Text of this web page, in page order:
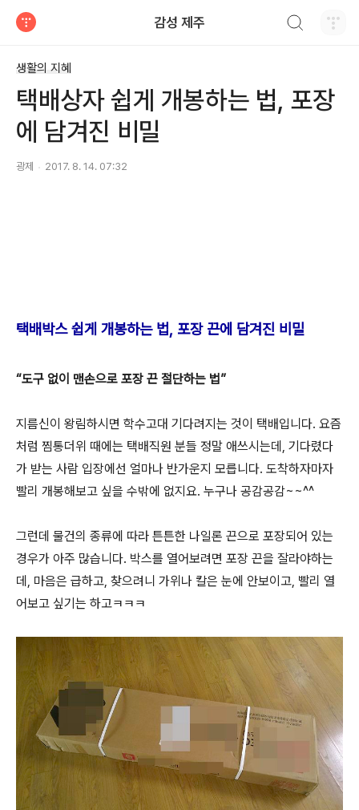
감성 제주
생활의 지혜
택배상자 쉽게 개봉하는 법, 포장
에 담겨진 비밀
광제 2017. 8. 14. 07:32
택배박스 쉽게 개봉하는 법, 포장 끈에 담겨진 비밀
“도구 없이 맨손으로 포장 끈 절단하는 법”
지름신이 왕림하시면 학수고대 기다려지는 것이 택배입니다. 요즘
처럼 찜통더위 때에는 택배직원 분들 정말 애쓰시는데, 기다렸다
가 받는 사람 입장에선 얼마나 반가운지 모릅니다. 도착하자마자
빨리 개봉해보고 싶을 수밖에 없지요. 누구나 공감공감~~^^
그런데 물건의 종류에 따라 튼튼한 나일론 끈으로 포장되어 있는
경우가 아주 많습니다. 박스를 열어보려면 포장 끈을 잘라야하는
데, 마음은 급하고, 찾으려니 가위나 칼은 눈에 안보이고, 빨리 열
어보고 싶기는 하고ㅋㅋㅋ